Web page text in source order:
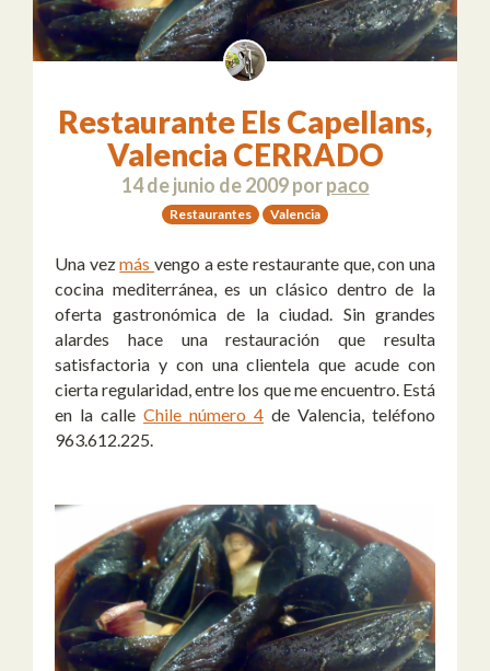
Restaurante Els Capellans,
Valencia CERRADO
14 de junio de 2009porpaco
Restaurantes Valencia
Una vezmásvengo a este restaurante que, con una
cocina mediterránea, es un clásico dentro de la
oferta gastronómica de la ciudad. Sin grandes
alardes hace una restauración que resulta
satisfactoria y con una clientela que acude con
cierta regularidad, entre los que me encuentro. Está
en la calle Chile número 4 de Valencia, teléfono
963.612.225.